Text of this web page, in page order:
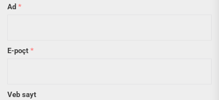
Ad *
E-poçt *
Veb sayt